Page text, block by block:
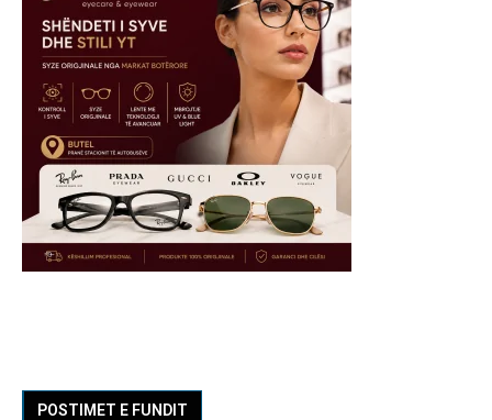
POSTIMET E FUNDIT